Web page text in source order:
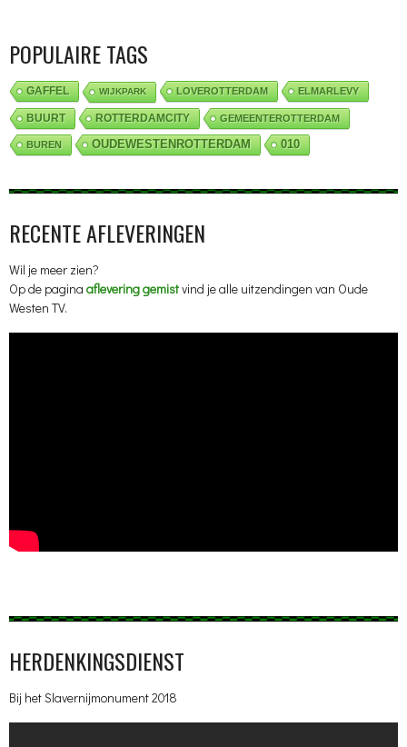
POPULAIRE TAGS
GAFFEL WIJKPARK LOVEROTTERDAM ELMARLEVY
BUURT ROTTERDAMCITY GEMEENTEROTTERDAM
BUREN OUDEWESTENROTTERDAM 010
RECENTE AFLEVERINGEN
Wil je meer zien?
Op de pagina aflevering gemistvind je alle uitzendingen van Oude
Westen TV.
HERDENKINGSDIENST
Bij het Slavernijmonument 2018